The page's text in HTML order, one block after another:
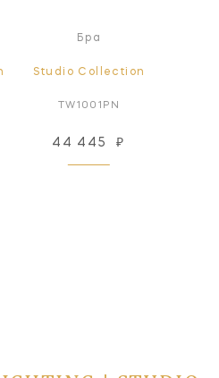
Бра
Studio Collection
TW1001PN
44 445 ₽